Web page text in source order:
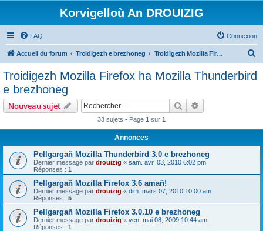
Korvigelloù An DROUIZIG
FAQ Connexion
Accueil du forum Troidigezh e brezhoneg Troidigezh Mozilla Firefox ha Mozilla Thunderbird e brezhoneg
Troidigezh Mozilla Firefox ha Mozilla Thunderbird
e brezhoneg
Nouveau sujet Rechercher
33 sujets • Page 1 sur 1
Annonces
Pellgargañ Mozilla Thunderbird 3.0 e brezhoneg
Dernier message par drouizig « sam. avr. 03, 2010 6:02 pm
Réponses : 1
Pellgargañ Mozilla Firefox 3.6 amañ!
Dernier message par drouizig « dim. mars 07, 2010 10:00 am
Réponses : 5
Pellgargañ Mozilla Firefox 3.0.10 e brezhoneg
Dernier message par drouizig « ven. mai 08, 2009 10:44 am
Réponses : 1